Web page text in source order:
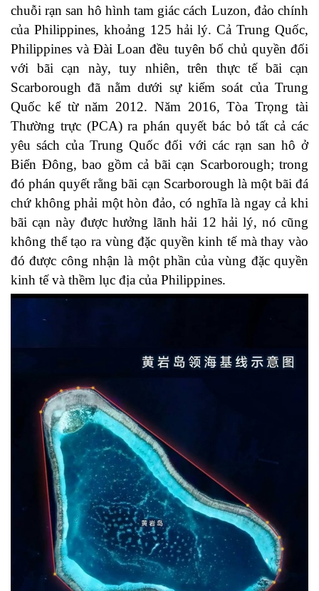
chuỗi rạn san hô hình tam giác cách Luzon, đảo chính
của Philippines, khoảng 125 hải lý. Cả Trung Quốc,
Philippines và Đài Loan đều tuyên bố chủ quyền đối
với bãi cạn này, tuy nhiên, trên thực tế bãi cạn
Scarborough đã nằm dưới sự kiểm soát của Trung
Quốc kể từ năm 2012. Năm 2016, Tòa Trọng tài
Thường trực (PCA) ra phán quyết bác bỏ tất cả các
yêu sách của Trung Quốc đối với các rạn san hô ở
Biển Đông, bao gồm cả bãi cạn Scarborough; trong
đó phán quyết rằng bãi cạn Scarborough là một bãi đá
chứ không phải một hòn đảo, có nghĩa là ngay cả khi
bãi cạn này được hưởng lãnh hải 12 hải lý, nó cũng
không thể tạo ra vùng đặc quyền kinh tế mà thay vào
đó được công nhận là một phần của vùng đặc quyền
kinh tế và thềm lục địa của Philippines.